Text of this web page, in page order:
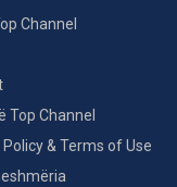
Channel
Top Channel
Policy & Terms of Use